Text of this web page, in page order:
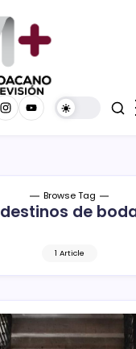
Browse Tag
destinos de
1 Article